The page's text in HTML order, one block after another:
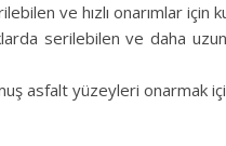
ve hızlı onarımlar için
serilebilen ve daha
asfalt yüzeyleri onarmak